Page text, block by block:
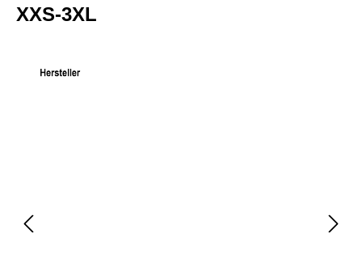
XXS-3XL